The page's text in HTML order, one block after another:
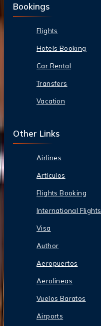
Bookings
Flights
Hotels Booking
Car Rental
Transfers
Vacation
Other Links
Airlines
Artículos
Flights Booking
International Flights
Visa
Author
Aeropuertos
Aerolineas
Vuelos Baratos
Airports